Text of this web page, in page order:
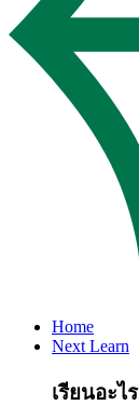
Home
Next Learn
เรียนอะไร